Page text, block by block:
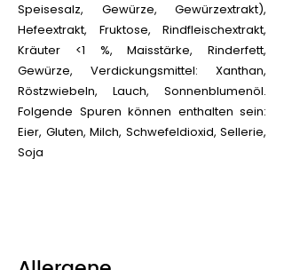
Speisesalz, Gewürze, Gewürzextrakt),
Hefeextrakt, Fruktose, Rindfleischextrakt,
Kräuter <1 %, Maisstärke, Rinderfett,
Gewürze, Verdickungsmittel: Xanthan,
Röstzwiebeln, Lauch, Sonnenblumenöl.
Folgende Spuren können enthalten sein:
Eier, Gluten, Milch, Schwefeldioxid, Sellerie,
Soja